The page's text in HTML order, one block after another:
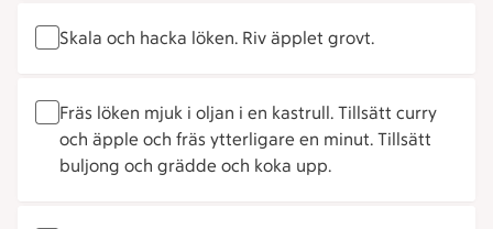
Skala och hacka löken. Riv äpplet grovt.
Fräs löken mjuk i oljan i en kastrull. Tillsätt curry
och äpple och fräs ytterligare en minut. Tillsätt
buljong och grädde och koka upp.